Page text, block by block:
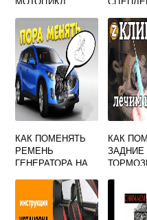
КАК ПОМЕНЯТЬ
РЕМЕНЬ
ГЕНЕРАТОРА НА
КАК
ЗАДНИЕ